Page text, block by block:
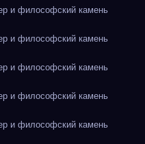
и философский камень
и философский камень
и философский камень
и философский камень
и философский камень